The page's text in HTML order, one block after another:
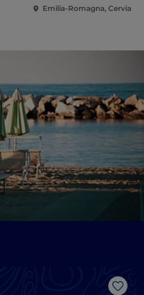
Emilia-Romagna, Cervia
Me